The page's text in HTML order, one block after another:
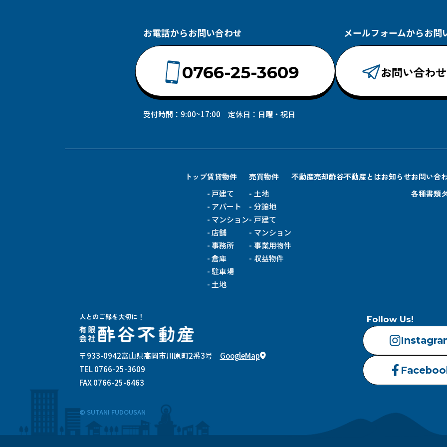
お電話からお問い合わせ
0766-25-3609
受付時間：9:00~17:00 定休日：日曜・祝日
メールフォームからお問
お問い合わ
トップ賃貸物件
戸建て
アパート
マンション
店舗
事務所
倉庫
駐車場
土地
売買物件
土地
分譲地
戸建て
マンション
事業用物件
収益物件
不動産売却酢谷不動産とはお知らせお問い合
各種書類
人とのご縁を大切に！
〒933-0942富山県高岡市川原町2番3号
GoogleMap
TEL 0766-25-3609
FAX 0766-25-6463
Follow Us!
© SUTANI FUDOUSAN